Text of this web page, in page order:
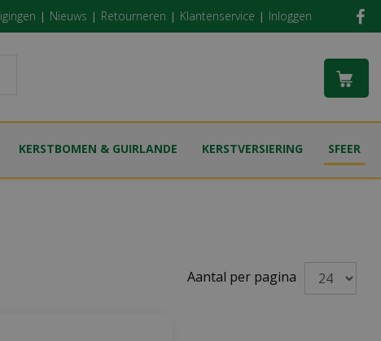
Nieuws Retourneren Klantenservice Inloggen
KERSTBOMEN & GUIRLANDE KERSTVERSIERING SFEER
Aantal per pagina